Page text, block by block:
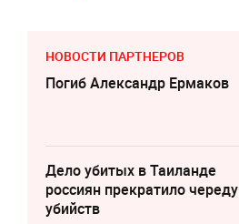
НОВОСТИ ПАРТНЕРОВ
Погиб Александр Ермаков
Дело убитых в Таиланде
россиян прекратило череду
убийств